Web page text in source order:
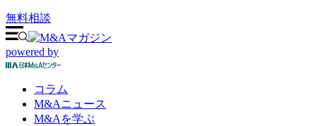
無料相談
powered by
コラム
M&Aニュース
M&Aを学ぶ